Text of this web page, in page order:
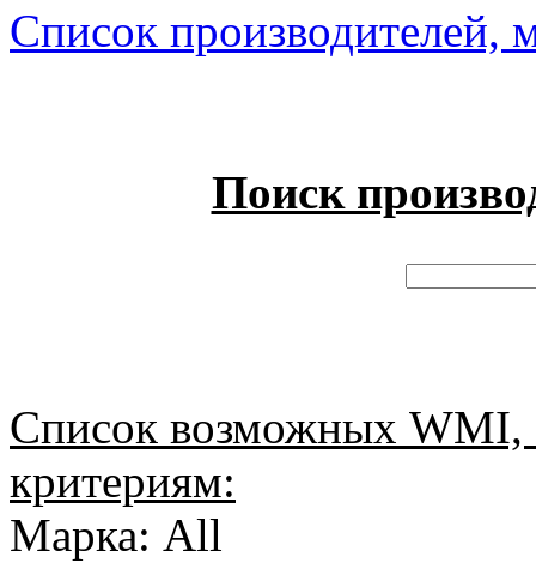
Список производителей,
Поиск
Список возможных
критериям:
Марка: All